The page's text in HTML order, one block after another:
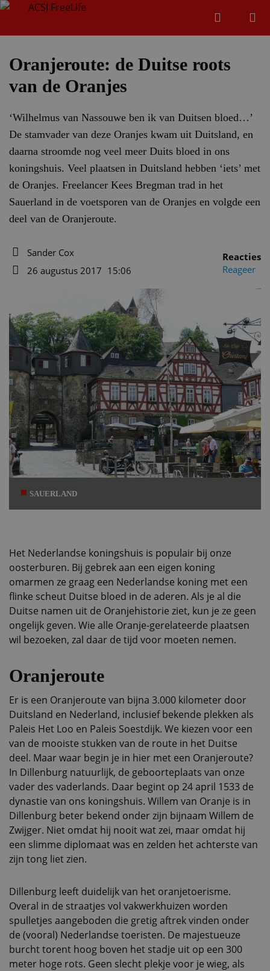
Oranjeroute: de Duitse roots
van de Oranjes
‘Wilhelmus van Nassouwe ben ik van Duitsen bloed…’
De stamvader van deze Oranjes kwam uit Duitsland, en
daarna stroomde nog veel meer Duits bloed in ons
koningshuis. Veel plaatsen in Duitsland hebben ‘iets’ met
de Oranjes. Freelancer Kees Bregman trad in het
Sauerland in de voetsporen van de Oranjes en volgde een
deel van de Oranjeroute.
Auteur
Sander Cox
26 augustus 2017 15:06
Reacties
Reageer
SAUERLAND
Het Nederlandse koningshuis is populair bij onze
oosterburen. Bij gebrek aan een eigen koning
omarmen ze graag een Nederlandse koning met een
flinke scheut Duitse bloed in de aderen. Als je al die
Duitse namen uit de Oranjehistorie ziet, kun je ze geen
ongelijk geven. Wie alle Oranje-gerelateerde plaatsen
wil bezoeken, zal daar de tijd voor moeten nemen.
Oranjeroute
Er is een Oranjeroute van bijna 3.000 kilometer door
Duitsland en Nederland, inclusief bekende plekken als
Paleis Het Loo en Paleis Soestdijk. We kiezen voor een
van de mooiste stukken van de route in het Duitse
deel. Maar waar begin je in hier met een Oranjeroute?
In Dillenburg natuurlijk, de geboorteplaats van onze
vader des vaderlands. Daar begint op 24 april 1533 de
dynastie van ons koningshuis. Willem van Oranje is in
Dillenburg beter bekend onder zijn bijnaam Willem de
Zwijger. Niet omdat hij nooit wat zei, maar omdat hij
een slimme diplomaat was en zelden het achterste van
zijn tong liet zien.
Dillenburg leeft duidelijk van het oranjetoerisme.
Overal in de straatjes vol vakwerkhuizen worden
spulletjes aangeboden die gretig aftrek vinden onder
de (vooral) Nederlandse toeristen. De majestueuze
burcht torent hoog boven het stadje uit op een 300
meter hoge rots. Geen slecht plekje voor je wieg, als